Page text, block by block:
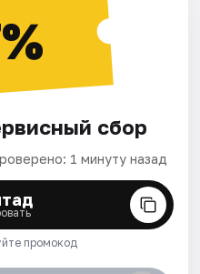
сбор
1 минуту назад
промокод